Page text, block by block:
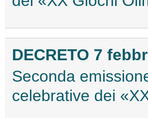
DECRETO 7
Seconda
celebrative dei